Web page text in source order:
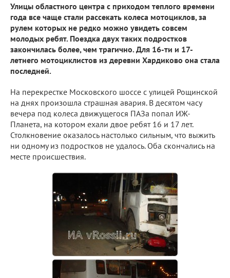
Улицы областного центра с приходом теплого времени
года все чаще стали рассекать колеса мотоциклов, за
рулем которых не редко можно увидеть совсем
молодых ребят. Поездка двух таких подростков
закончилась более, чем трагично. Для 16-ти и 17-
летнего мотоциклистов из деревни Хардиково она стала
последней.
На перекрестке Московского шоссе с улицей Рощинской
на днях произошла страшная авария. В десятом часу
вечера под колеса движущегося ПАЗа попал ИЖ-
Планета, на котором ехали двое ребят 16 и 17 лет.
Столкновение оказалось настолько сильным, что выжить
ни одному из подростков не удалось. Оба скончались на
месте происшествия.